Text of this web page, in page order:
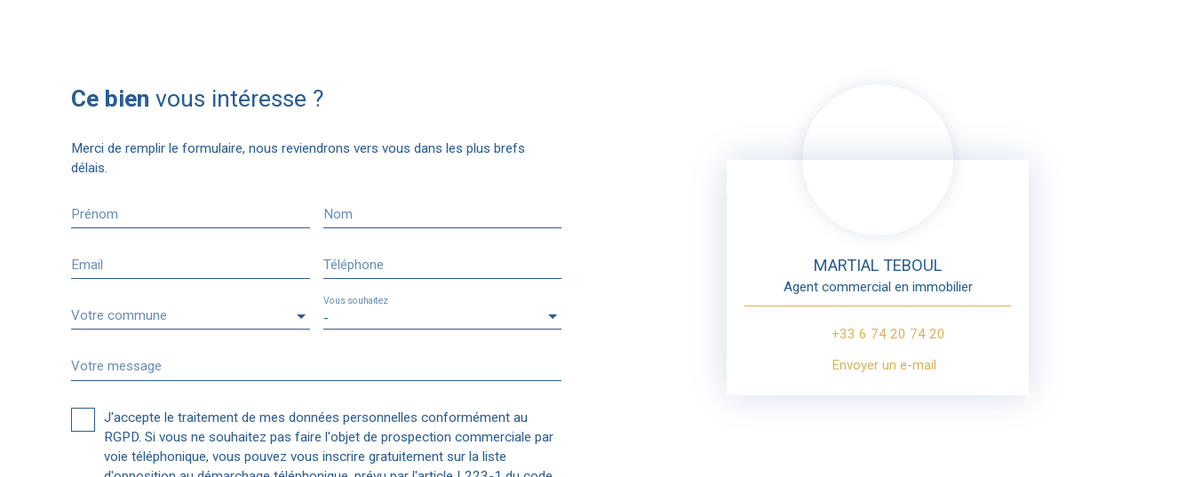
Ce bien vous intéresse ?
Merci de remplir le formulaire, nous reviendrons vers vous dans les plus brefs
délais.
Prénom Nom
Email Téléphone
Votre commune -
Vous souhaitez
Votre message
J'accepte le traitement de mes données personnelles conformément au
RGPD. Si vous ne souhaitez pas faire l'objet de prospection commerciale par
voie téléphonique, vous pouvez vous inscrire gratuitement sur la liste
MARTIAL TEBOUL
Agent commercial en immobilier
+33 6 74 20 74 20
Envoyer un e-mail